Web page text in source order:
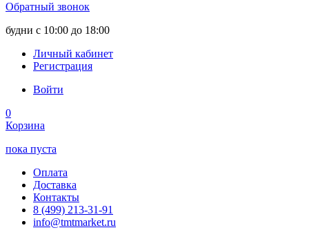
Обратный звонок
будни с 10:00 до 18:00
Личный кабинет
Регистрация
Войти
0
Корзина
пока пуста
Оплата
Доставка
Контакты
8 (499) 213-31-91
info@tmtmarket.ru